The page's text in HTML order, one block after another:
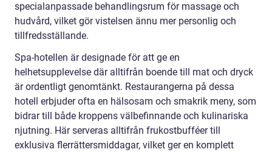
specialanpassade behandlingsrum för massage och
hudvård, vilket gör vistelsen ännu mer personlig och
tillfredsställande.
Spa-hotellen är designade för att ge en
helhetsupplevelse där alltifrån boende till mat och dryck
är ordentligt genomtänkt. Restaurangerna på dessa
hotell erbjuder ofta en hälsosam och smakrik meny, som
bidrar till både kroppens välbefinnande och kulinariska
njutning. Här serveras alltifrån frukostbufféer till
exklusiva flerrättersmiddagar, vilket ger en komplett